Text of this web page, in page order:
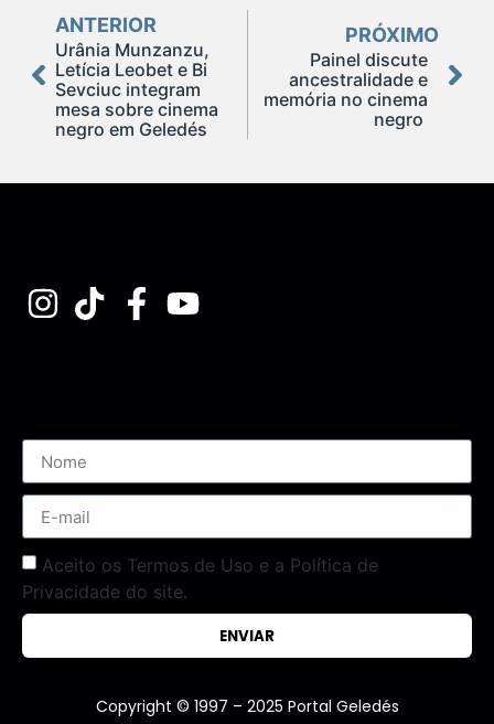
ANTERIOR
Urânia Munzanzu,
Letícia Leobet e Bi
Sevciuc integram
mesa sobre cinema
negro em Geledés
PRÓXIMO
Painel discute
ancestralidade e
memória no cinema
negro
Aceito os Termos de Uso e a Política de
Privacidade do site.
ENVIAR
Copyright © 1997 – 2025 Portal Geledés